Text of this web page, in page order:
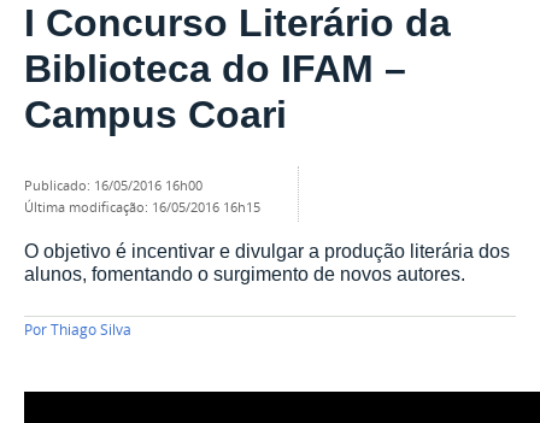
I Concurso Literário da
Biblioteca do IFAM –
Campus Coari
publicado: 16/05/2016 16h00
última modificação: 16/05/2016 16h15
O objetivo é incentivar e divulgar a produção literária dos
alunos, fomentando o surgimento de novos autores.
PorThiago Silva